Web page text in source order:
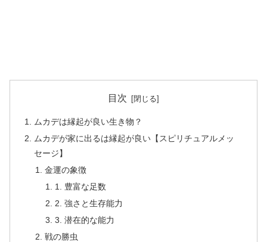
目次
ムカデは縁起が良い生き物？
ムカデが家に出るは縁起が良い【スピリチュアルメッ
セージ】
金運の象徴
1. 豊富な足数
2. 強さと生存能力
3. 潜在的な能力
戦の勝虫